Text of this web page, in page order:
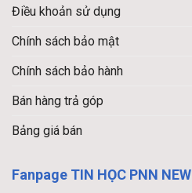
Điều khoản sử dụng
Chính sách bảo mật
Chính sách bảo hành
Bán hàng trả góp
Bảng giá bán
Fanpage TIN HỌC PNN NEW